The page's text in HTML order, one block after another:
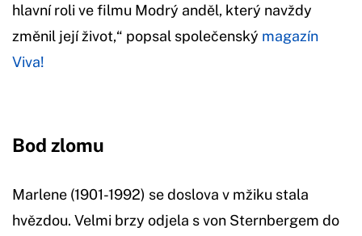
hlavní roli ve filmu Modrý anděl, který navždy
změnil její život,“ popsal společenský magazín
Viva!
Bod zlomu
Marlene (1901-1992) se doslova v mžiku stala
hvězdou. Velmi brzy odjela s von Sternbergem do